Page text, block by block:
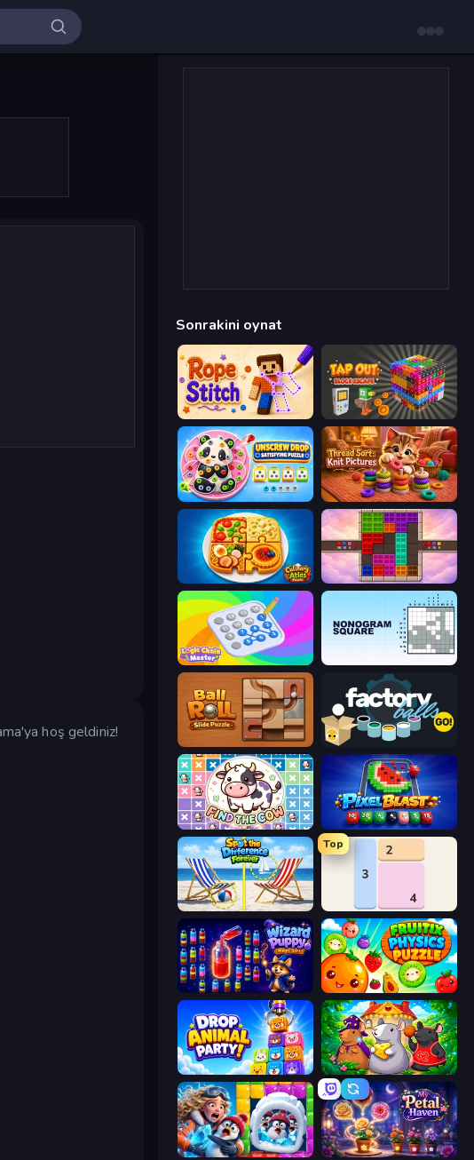
hoş geldiniz!
Sonrakini oynat
Rope Stitch Puzzle Tap Out: Block Escape
Unscrew Drop: Satisfying Puzzle Thread Sort: Knit Pictures
Culinary Atlas Color Cube Puzzle
Logic Chain Master
Factory Balls Go!
Find The Cow Pixel Blast
Spot the Difference Forever
Top
Shikaku Puzzle
Wizard Puppy: Magic Sort Fruitix: Physics Puzzle
Drop Animal Party Rat's House - Nonogram
Captain Blast My Petal Haven